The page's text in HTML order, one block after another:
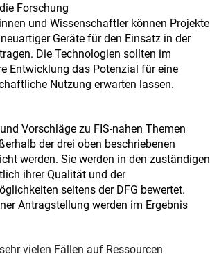
Forschung
und Wissenschaftler können Projekte
Geräte für den Einsatz in der
Die Technologien sollten im
Entwicklung das Potenzial für eine
Nutzung erwarten lassen.
Vorschläge zu FIS-nahen Themen
der drei oben beschriebenen
werden. Sie werden in den zuständigen
ihrer Qualität und der
seitens der DFG bewertet.
Antragstellung werden im Ergebnis
vielen Fällen auf Ressourcen